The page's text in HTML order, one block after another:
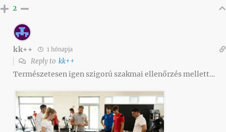
2
kk++ 1 hónapja
Reply to kk++
Természetesen igen szigorú szakmai ellenőrzés mellett…